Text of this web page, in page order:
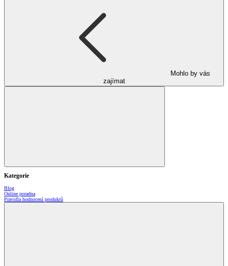
Mohlo by vás
zajímat
Kategorie
Blog
Online poradna
Pravidla hodnocení produktů